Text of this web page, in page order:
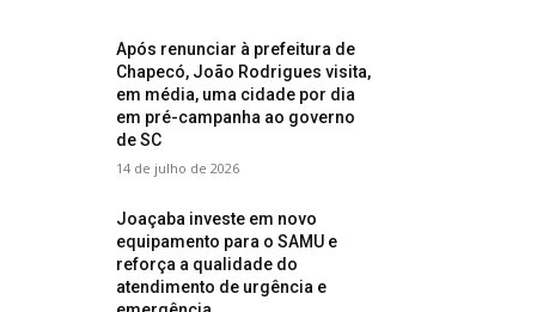
Após renunciar à prefeitura de
Chapecó, João Rodrigues visita,
em média, uma cidade por dia
em pré-campanha ao governo
de SC
14 de julho de 2026
Joaçaba investe em novo
equipamento para o SAMU e
reforça a qualidade do
atendimento de urgência e